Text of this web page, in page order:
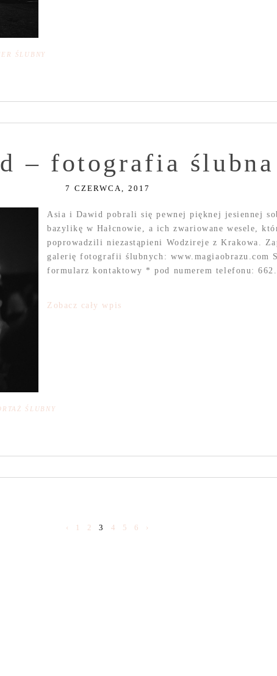
ŚLUBNY
– fotografia
7 CZERWCA, 2017
Asia i Dawid pobrali się pewnej pięknej jesiennej
bazylikę w Hałcnowie, a ich zwariowane wesele,
poprowadzili niezastąpieni Wodzireje z Krakowa.
galerię fotografii ślubnych: www.magiaobrazu.com
formularz kontaktowy * pod numerem telefonu:
Zobacz cały wpis
ŚLUBNY
‹ 1 2 3 4 5 6 ›